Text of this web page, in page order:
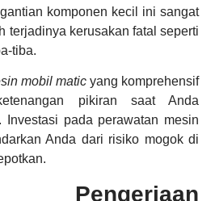
komponen kecil ini sangat
terjadinya kerusakan fatal seperti
tiba.
mobil matic yang komprehensif
pikiran saat Anda
Investasi pada perawatan mesin
Anda dari risiko mogok di